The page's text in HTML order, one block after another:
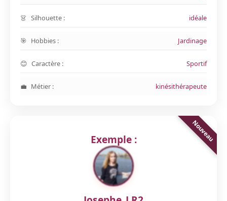
Silhouette : idéale
Hobbies : Jardinage
Caractère : Sportif
Métier : kinésithérapeute
Exemple :